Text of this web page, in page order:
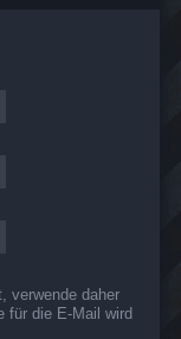
verwende daher
für die E-Mail wird